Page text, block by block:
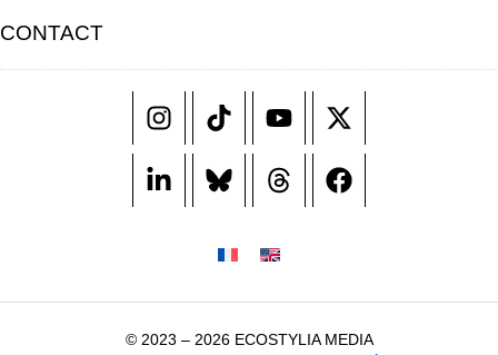
CONTACT
© 2023 – 2026 ECOSTYLIA MEDIA